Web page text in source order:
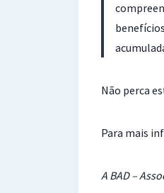
Não perca
Para mais
A BAD –